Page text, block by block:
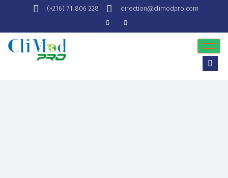
(+216) 71 806 228 direction@climodpro.com